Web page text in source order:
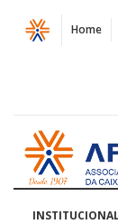
Página
01
Home
Acessar
página
inicial